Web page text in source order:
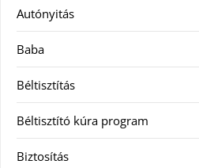
Autónyitás
Baba
Béltisztítás
Béltisztító kúra program
Biztosítás